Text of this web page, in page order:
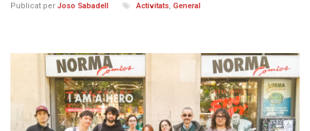
Publicat per Joso Sabadell Activitats, General